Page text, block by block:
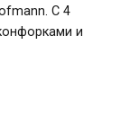
С 4
и
из